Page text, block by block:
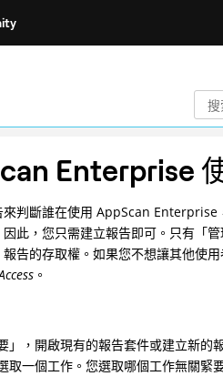
Enterprise
判斷誰在使用 AppScan
此，您只需建立報告即可。只有「
告的存取權。如果您不想讓其他使
。
」，開啟現有的報告套件或建立新的
取一個工作。您選取哪個工作無關緊